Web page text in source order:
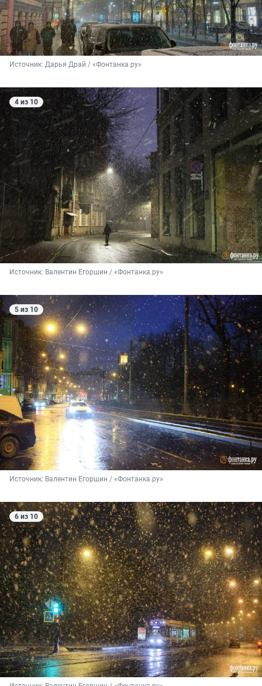
Источник: Дарья Драй / «Фонтанка.ру»
4 из 10
Источник: Валентин Егоршин / «Фонтанка.ру»
5 из 10
Источник: Валентин Егоршин / «Фонтанка.ру»
6 из 10